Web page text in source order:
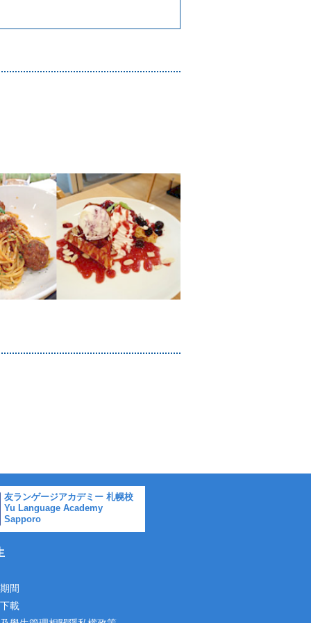
友ランゲージアカデミー 札幌校
Yu Language Academy
Sapporo
間
載